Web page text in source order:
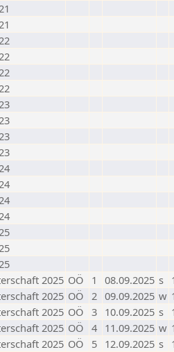
2025 OÖ 1 08.09.2025 s
2025 OÖ 2 09.09.2025 w
2025 OÖ 3 10.09.2025 s
2025 OÖ 4 11.09.2025 w
2025 OÖ 5 12.09.2025 s